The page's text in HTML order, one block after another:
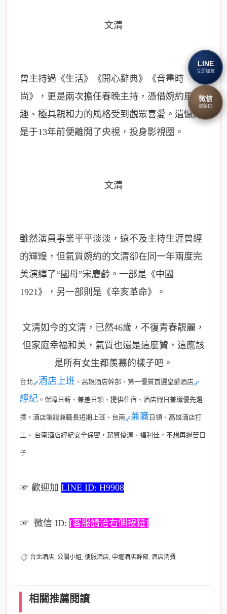
文清
曾主持過《生活》《開心辭典》《音畫時
尚》，更是兩次擔任春晚主持，憑借婉約風
趣、極具親和力的風格受到觀眾喜愛。遺憾的
是于13年前便離開了央視，投身影視圈。
文清
雖然演員事業平平淡淡，遠不及主持生涯曾經
的輝煌，但氣質婉約的文清卻在同一年兩度完
美演繹了“國母”宋慶齡。一部是《中國
1921》，另一部則是《辛亥革命》。
文清如今的文清，已然46歲，不復青春靚麗，
但家庭幸福和美，氣質也還是這麼贊，這應該
是所有女生都羨慕的樣子吧。
台北 酒店上班 、高雄酒店幹部、第一優質首選皇爵酒店
經紀 。保障日薪、兼差日領、提供住宿、酒店假日兼職優先選
擇。酒店賺錢兼職長短期上班、台南 兼職 日領、高雄酒店打
工、 台南酒店經紀安全保密，薪資優渥、福利佳，不想再過苦日
子
☞ 歡迎加 LINE ID: H9908
☞ 微信 ID: [客服請洽右側按鈕]
台北酒店, 公關小姐, 便服酒店, 中壢酒店幹部, 酒店消費
相關推薦閱讀
LINE
立即加友
微信
複製ID